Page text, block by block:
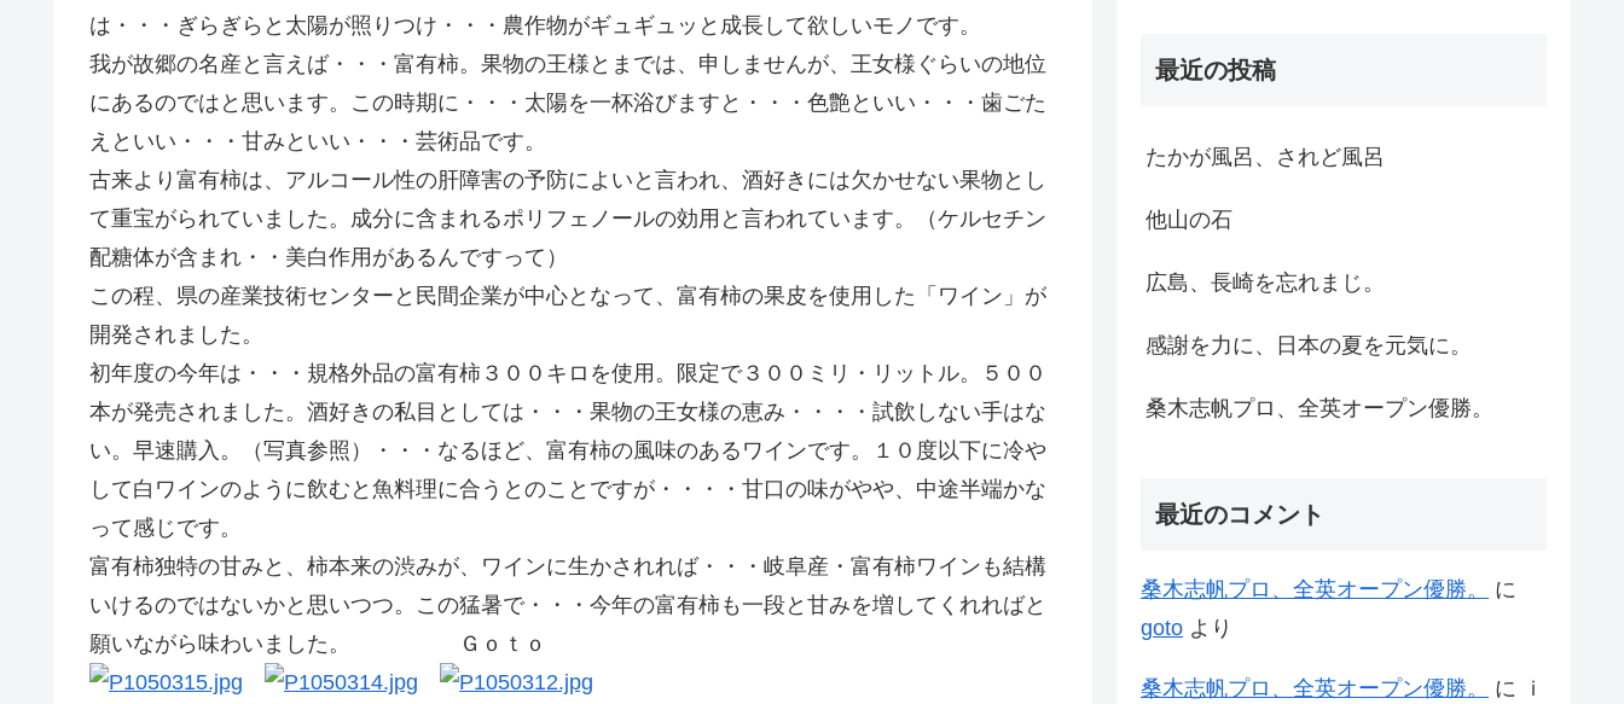
は・・・ぎらぎらと太陽が照りつけ・・・農作物がギュギュッと成長して欲しいモノです。
我が故郷の名産と言えば・・・富有柿。果物の王様とまでは、申しませんが、王女様ぐらいの地位
にあるのではと思います。この時期に・・・太陽を一杯浴びますと・・・色艶といい・・・歯ごた
えといい・・・甘みといい・・・芸術品です。
古来より富有柿は、アルコール性の肝障害の予防によいと言われ、酒好きには欠かせない果物とし
て重宝がられていました。成分に含まれるポリフェノールの効用と言われています。（ケルセチン
配糖体が含まれ・・美白作用があるんですって）
この程、県の産業技術センターと民間企業が中心となって、富有柿の果皮を使用した「ワイン」が
開発されました。
初年度の今年は・・・規格外品の富有柿３００キロを使用。限定で３００ミリ・リットル。５００
本が発売されました。酒好きの私目としては・・・果物の王女様の恵み・・・・試飲しない手はな
い。早速購入。（写真参照）・・・なるほど、富有柿の風味のあるワインです。１０度以下に冷や
して白ワインのように飲むと魚料理に合うとのことですが・・・・甘口の味がやや、中途半端かな
って感じです。
富有柿独特の甘みと、柿本来の渋みが、ワインに生かされれば・・・岐阜産・富有柿ワインも結構
いけるのではないかと思いつつ。この猛暑で・・・今年の富有柿も一段と甘みを増してくれればと
願いながら味わいました。 Ｇｏｔｏ
最近の投稿
たかが風呂、されど風呂
他山の石
広島、長崎を忘れまじ。
感謝を力に、日本の夏を元気に。
桑木志帆プロ、全英オープン優勝。
最近のコメント
桑木志帆プロ、全英オープン優勝。
に
goto より
桑木志帆プロ、全英オープン優勝。 に
ｉ